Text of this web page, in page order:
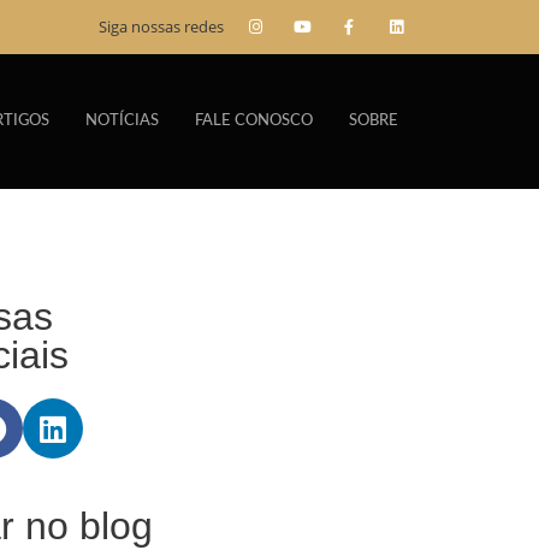
Siga nossas redes
NOTÍCIAS FALE CONOSCO SOBRE
no blog